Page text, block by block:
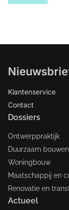
Klantenservice
Contact
Dossiers
Ontwerppraktijk
Duurzaam bouwen
Woningbouw
Maatschappij en
Renovatie en
Actueel